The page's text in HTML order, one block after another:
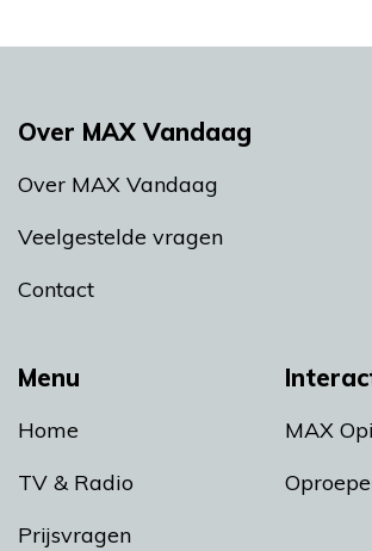
Menu
Home
TV & Radio
Prijsvragen
MAX
Over MAX Vandaag
Over MAX Vandaag
Veelgestelde vragen
Contact